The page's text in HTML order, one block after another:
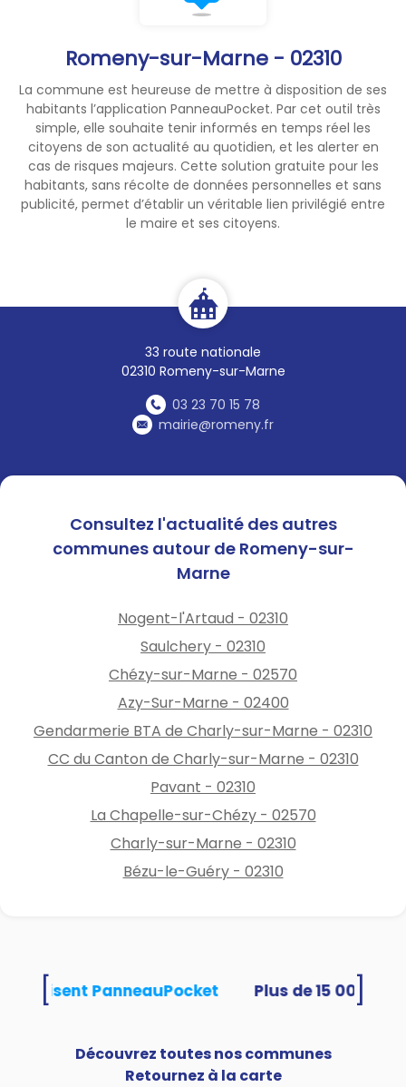
Romeny-sur-Marne - 02310
La commune est heureuse de mettre à disposition de ses
habitants l’application PanneauPocket. Par cet outil très
simple, elle souhaite tenir informés en temps réel les
citoyens de son actualité au quotidien, et les alerter en
cas de risques majeurs. Cette solution gratuite pour les
habitants, sans récolte de données personnelles et sans
publicité, permet d’établir un véritable lien privilégié entre
le maire et ses citoyens.
33 route nationale
02310 Romeny-sur-Marne
03 23 70 15 78
mairie@romeny.fr
information autour de vous.
Consultez l'actualité des autres
communes autour de Romeny-sur-
Marne
Nogent-l'Artaud - 02310
Saulchery - 02310
Chézy-sur-Marne - 02570
Azy-Sur-Marne - 02400
Gendarmerie BTA de Charly-sur-Marne - 02310
CC du Canton de Charly-sur-Marne - 02310
Pavant - 02310
La Chapelle-sur-Chézy - 02570
Charly-sur-Marne - 02310
Bézu-le-Guéry - 02310
utilisent PanneauPocket
Découvrez toutes nos communes
Retournez à la carte